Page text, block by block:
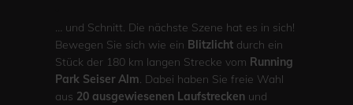
… und Schnitt. Die nächste Szene hat es in sich!
Bewegen Sie sich wie ein Blitzlichtdurch ein
Stück der 180 km langen Strecke vom Running
Park Seiser Alm. Dabei haben Sie freie Wahl
aus 20 ausgewiesenen Laufstreckenund